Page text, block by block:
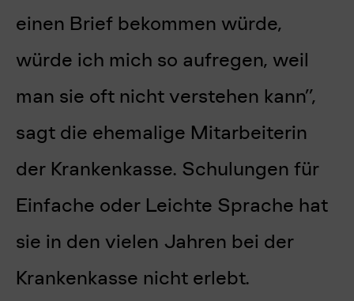
einen Brief bekommen würde,
würde ich mich so aufregen, weil
man sie oft nicht verstehen kann”,
sagt die ehemalige Mitarbeiterin
der Krankenkasse. Schulungen für
Einfache oder Leichte Sprache hat
sie in den vielen Jahren bei der
Krankenkasse nicht erlebt.